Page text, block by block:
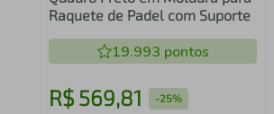
Raquete de Padel com Suporte
19.993 pontos
R$ 569,81 -25%